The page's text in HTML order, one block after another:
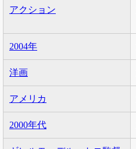
アクション
2004年
洋画
アメリカ
2000年代